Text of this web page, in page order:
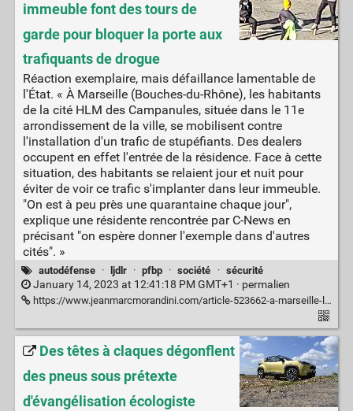
immeuble font des tours de
garde pour bloquer la porte aux
trafiquants de drogue
Réaction exemplaire, mais défaillance lamentable de
l'État. « À Marseille (Bouches-du-Rhône), les habitants
de la cité HLM des Campanules, située dans le 11e
arrondissement de la ville, se mobilisent contre
l'installation d'un trafic de stupéfiants. Des dealers
occupent en effet l'entrée de la résidence. Face à cette
situation, des habitants se relaient jour et nuit pour
éviter de voir ce trafic s'implanter dans leur immeuble.
"On est à peu près une quarantaine chaque jour",
explique une résidente rencontrée par C-News en
précisant "on espère donner l'exemple dans d'autres
cités". »
autodéfense · ljdlr · pfbp · société · sécurité
January 14, 2023 at 12:41:18 PM GMT+1 · permalien
https://www.jeanmarcmorandini.com/article-523662-a-marseille-les-habitants-d-une-cite-situee-dans-le-11e-arrondissement-se-mobilisent-contre-l-installation-d-un-trafic-de-stupefiants-regardez.html
Des têtes à claques dégonflent
des pneus sous prétexte
d'évangélisation écologiste